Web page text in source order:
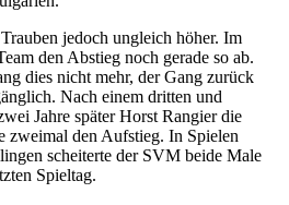
jedoch ungleich höher. Im
den Abstieg noch gerade so ab.
dies nicht mehr, der Gang zurück
Nach einem dritten und
Jahre später Horst Rangier die
zweimal den Aufstieg. In Spielen
scheiterte der SVM beide Male
Spieltag.